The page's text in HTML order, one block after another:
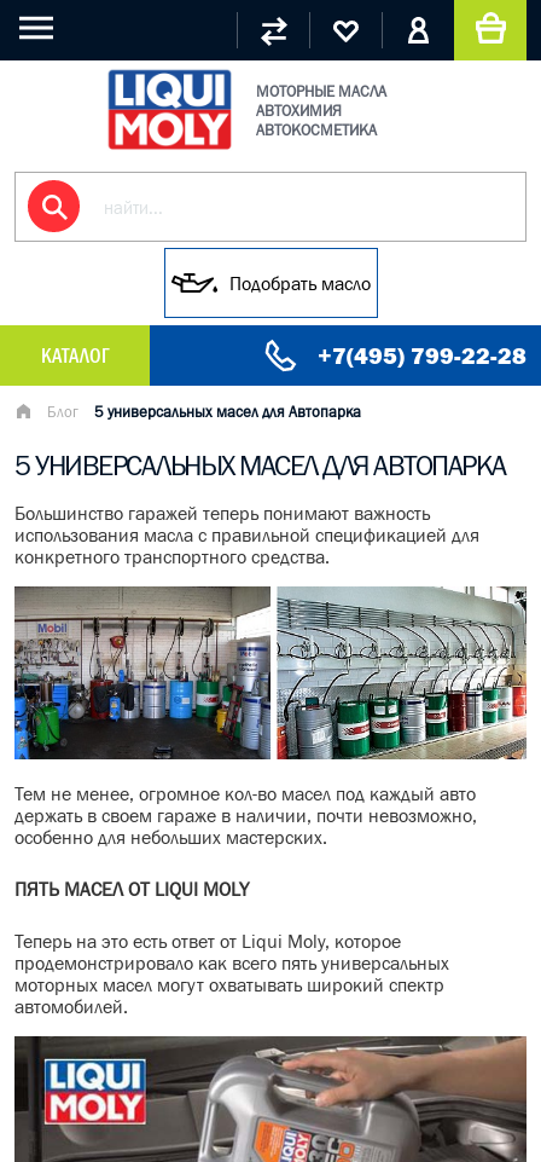
МОТОРНЫЕ МАСЛА
АВТОХИМИЯ
АВТОКОСМЕТИКА
Подобрать масло
КАТАЛОГ +7(495) 799-22-28
МАСЛО МОТОРНОЕ
ГРУЗОВЫЕ МАСЛА
ГИДРАВЛИЧЕСКИЕ МАСЛА
МАСЛО В КОРОБКУ
КОНСИСТЕНТНАЯ СМАЗКА
БОЧКИ МАСЛА
ИНДУСТРИАЛЬНЫЕ МАСЛА
АНТИФРИЗЫ СПЕЦЖИДКОСТИ
ПРИСАДКИ АВТОХИМИЯ
АВТО КОСМЕТИКА
МОТО МАСЛА
ВСЕ БРЕНДЫ
Блог 5 универсальных масел для Автопарка
5 УНИВЕРСАЛЬНЫХ МАСЕЛ ДЛЯ АВТОПАРКА
Большинство гаражей теперь понимают важность
использования масла с правильной спецификацией для
конкретного транспортного средства.
Тем не менее, огромное кол-во масел под каждый авто
держать в своем гараже в наличии, почти невозможно,
особенно для небольших мастерских.
ПЯТЬ МАСЕЛ ОТ LIQUI MOLY
Теперь на это есть ответ от Liqui Moly, которое
продемонстрировало как всего пять универсальных
моторных масел могут охватывать широкий спектр
автомобилей.